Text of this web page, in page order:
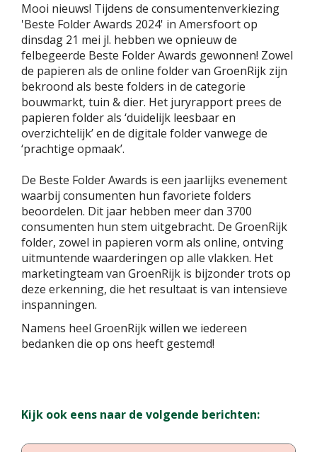
Mooi nieuws! Tijdens de consumentenverkiezing
'Beste Folder Awards 2024' in Amersfoort op
dinsdag 21 mei jl. hebben we opnieuw de
felbegeerde Beste Folder Awards gewonnen! Zowel
de papieren als de online folder van GroenRijk zijn
bekroond als beste folders in de categorie
bouwmarkt, tuin & dier. Het juryrapport prees de
papieren folder als ‘duidelijk leesbaar en
overzichtelijk’ en de digitale folder vanwege de
‘prachtige opmaak’.
De Beste Folder Awards is een jaarlijks evenement
waarbij consumenten hun favoriete folders
beoordelen. Dit jaar hebben meer dan 3700
consumenten hun stem uitgebracht. De GroenRijk
folder, zowel in papieren vorm als online, ontving
uitmuntende waarderingen op alle vlakken. Het
marketingteam van GroenRijk is bijzonder trots op
deze erkenning, die het resultaat is van intensieve
inspanningen.
Namens heel GroenRijk willen we iedereen
bedanken die op ons heeft gestemd!
Kijk ook eens naar de volgende berichten: